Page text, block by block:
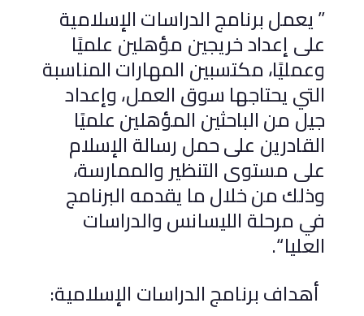
” يعمل برنامج الدراسات الإسلامية
على إعداد خريجين مؤهلين علميًا
وعمليًا، مكتسبين المهارات المناسبة
التي يحتاجها سوق العمل، وإعداد
جيل من الباحثين المؤهلين علميًا
القادرين على حمل رسالة الإسلام
على مستوى التنظير والممارسة،
وذلك من خلال ما يقدمه البرنامج
في مرحلة الليسانس والدراسات
العليا “.
أهداف برنامج الدراسات الإسلامية: